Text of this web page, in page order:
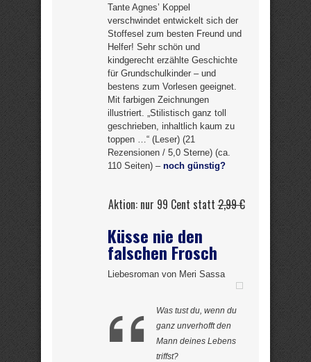
Tante Agnes’ Koppel
verschwindet entwickelt sich der
Stoffesel zum besten Freund und
Helfer! Sehr schön und
kindgerecht erzählte Geschichte
für Grundschulkinder – und
bestens zum Vorlesen geeignet.
Mit farbigen Zeichnungen
illustriert. „Stilistisch ganz toll
geschrieben, inhaltlich kaum zu
toppen …“ (Leser) (21
Rezensionen / 5,0 Sterne) (ca.
110 Seiten) – noch günstig?
Aktion: nur 99 Cent statt2,99 €
Küsse nie den
falschen Frosch
Liebesroman von Meri Sassa
Was tust du, wenn du
ganz unverhofft den
Mann deines Lebens
triffst?